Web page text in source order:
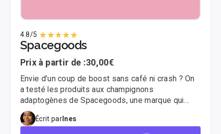
4.8/5
Spacegoods
Prix à partir de :30,00€
Envie d’un coup de boost sans café ni crash ? On
a testé les produits aux champignons
adaptogènes de Spacegoods, une marque qui
bouscule les codes avec ses mélanges futuristes
et ses couleurs flashy. Voici notre avis complet.
Écrit parInes